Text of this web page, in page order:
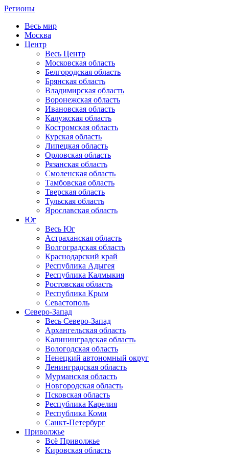
Регионы
Весь мир
Москва
Центр
Весь Центр
Московская область
Белгородская область
Брянская область
Владимирская область
Воронежская область
Ивановская область
Калужская область
Костромская область
Курская область
Липецкая область
Орловская область
Рязанская область
Смоленская область
Тамбовская область
Тверская область
Тульская область
Ярославская область
Юг
Весь Юг
Астраханская область
Волгоградская область
Краснодарский край
Республика Адыгея
Республика Калмыкия
Ростовская область
Республика Крым
Севастополь
Северо-Запад
Весь Северо-Запад
Архангельская область
Калининградская область
Вологодская область
Ненецкий автономный округ
Ленинградская область
Мурманская область
Новгородская область
Псковская область
Республика Карелия
Республика Коми
Санкт-Петербург
Приволжье
Всё Приволжье
Кировская область